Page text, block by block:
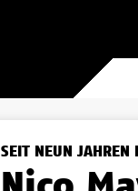
SEIT NEUN